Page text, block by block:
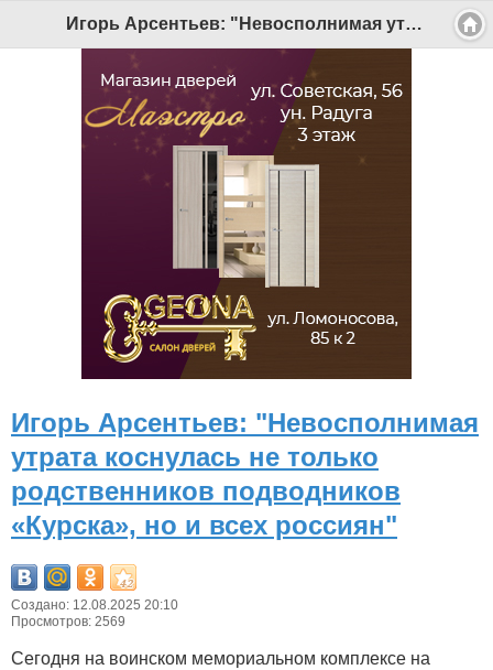
Игорь Арсентьев: "Невосполнимая утрата коснулась не только родственников подводников «Курска», но и всех россиян" - Беломорканал Северодвинск tv29.ru
Игорь Арсентьев: "Невосполнимая
утрата коснулась не только
родственников подводников
«Курска», но и всех россиян"
Создано: 12.08.2025 20:10
Просмотров: 2569
Сегодня на воинском мемориальном комплексе на